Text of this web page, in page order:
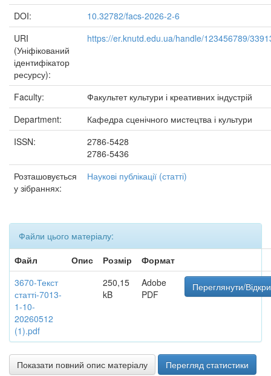
DOI:
10.32782/facs-2026-2-6
URI
(Уніфікований
ідентифікатор
ресурсу):
https://er.knutd.edu.ua/handle/123456789/
Faculty:
Факультет культури і креативних індустрій
Department:
Кафедра сценічного мистецтва і культури
ISSN:
2786-5428
2786-5436
Розташовується
у зібраннях:
Наукові публікації (статті)
Файли цього матеріалу:
Файл
Опис Розмір
Формат
3670-Текст
статті-7013-
1-10-
20260512
(1).pdf
250,15
kB
Adobe
PDF
Переглянути/
Показати повний опис матеріалу Перегляд статистики